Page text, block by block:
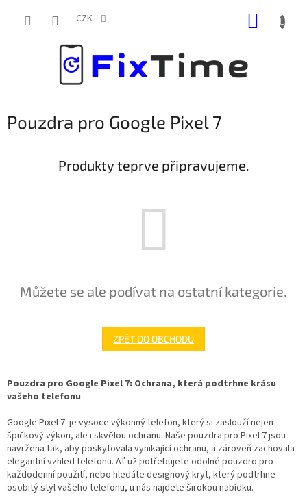
CZK
Pouzdra pro Google Pixel 7
Produkty teprve připravujeme.
Můžete se ale podívat na ostatní kategorie.
ZPĚT DO OBCHODU
Pouzdra pro Google Pixel 7: Ochrana, která podtrhne krásu
vašeho telefonu
Google Pixel 7 je vysoce výkonný telefon, který si zaslouží nejen
špičkový výkon, ale i skvělou ochranu. Naše pouzdra pro Pixel 7 jsou
navržena tak, aby poskytovala vynikající ochranu, a zároveň zachovala
elegantní vzhled telefonu. Ať už potřebujete odolné pouzdro pro
každodenní použití, nebo hledáte designový kryt, který podtrhne
osobitý styl vašeho telefonu, u nás najdete širokou nabídku.